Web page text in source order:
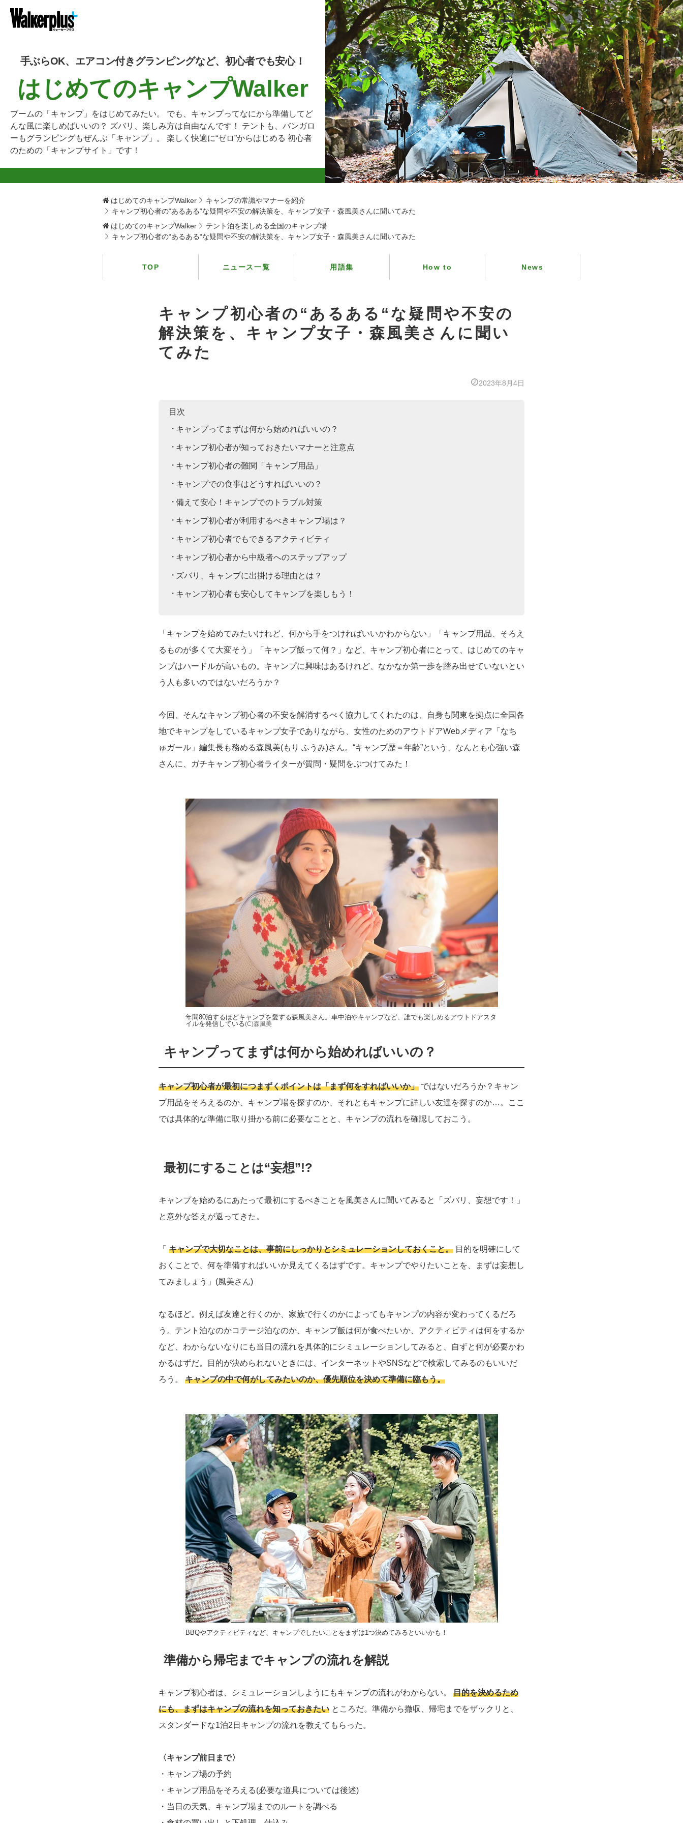
手ぶらOK、エアコン付きグランピングなど、初心者でも安心！
はじめてのキャンプWalker
ブームの「キャンプ」をはじめてみたい。 でも、キャンプってなにから準備してど
んな風に楽しめばいいの？ ズバリ、楽しみ方は自由なんです！ テントも、バンガロ
ーもグランピングもぜんぶ「キャンプ」。 楽しく快適に“ゼロ”からはじめる 初心者
のための「キャンプサイト」です！
はじめてのキャンプWalker
キャンプの常識やマナーを紹介
キャンプ初心者の“あるある“な疑問や不安の解決策を、キャンプ女子・森風美さんに聞いてみた
はじめてのキャンプWalker
テント泊を楽しめる全国のキャンプ場
キャンプ初心者の“あるある“な疑問や不安の解決策を、キャンプ女子・森風美さんに聞いてみた
TOP ニュース一覧 用語集 How to News
キャンプ初心者の“あるある“な疑問や不安の
解決策を、キャンプ女子・森風美さんに聞い
てみた
2023年8月4日
目次
キャンプってまずは何から始めればいいの？
キャンプ初心者が知っておきたいマナーと注意点
キャンプ初心者の難関「キャンプ用品」
キャンプでの食事はどうすればいいの？
備えて安心！キャンプでのトラブル対策
キャンプ初心者が利用するべきキャンプ場は？
キャンプ初心者でもできるアクティビティ
キャンプ初心者から中級者へのステップアップ
ズバリ、キャンプに出掛ける理由とは？
キャンプ初心者も安心してキャンプを楽しもう！
「キャンプを始めてみたいけれど、何から手をつければいいかわからない」「キャンプ用品、そろえ
るものが多くて大変そう」「キャンプ飯って何？」など、キャンプ初心者にとって、はじめてのキャ
ンプはハードルが高いもの。キャンプに興味はあるけれど、なかなか第一歩を踏み出せていないとい
う人も多いのではないだろうか？
今回、そんなキャンプ初心者の不安を解消するべく協力してくれたのは、自身も関東を拠点に全国各
地でキャンプをしているキャンプ女子でありながら、女性のためのアウトドアWebメディア「なち
ゅガール」編集長も務める森風美(もり ふうみ)さん。“キャンプ歴＝年齢”という、なんとも心強い森
さんに、ガチキャンプ初心者ライターが質問・疑問をぶつけてみた！
年間80泊するほどキャンプを愛する森風美さん。車中泊やキャンプなど、誰でも楽しめるアウトドアスタ
イルを発信している(C)森風美
キャンプってまずは何から始めればいいの？
キャンプ初心者が最初につまずくポイントは「まず何をすればいいか」 ではないだろうか？キャン
プ用品をそろえるのか、キャンプ場を探すのか、それともキャンプに詳しい友達を探すのか…。ここ
では具体的な準備に取り掛かる前に必要なことと、キャンプの流れを確認しておこう。
最初にすることは“妄想”!?
キャンプを始めるにあたって最初にするべきことを風美さんに聞いてみると「ズバリ、妄想です！」
と意外な答えが返ってきた。
「 キャンプで大切なことは、事前にしっかりとシミュレーションしておくこと。 目的を明確にして
おくことで、何を準備すればいいか見えてくるはずです。キャンプでやりたいことを、まずは妄想し
てみましょう」(風美さん)
なるほど。例えば友達と行くのか、家族で行くのかによってもキャンプの内容が変わってくるだろ
う。テント泊なのかコテージ泊なのか、キャンプ飯は何が食べたいか、アクティビティは何をするか
など、わからないなりにも当日の流れを具体的にシミュレーションしてみると、自ずと何が必要かわ
かるはずだ。目的が決められないときには、インターネットやSNSなどで検索してみるのもいいだ
ろう。 キャンプの中で何がしてみたいのか、優先順位を決めて準備に臨もう。
BBQやアクティビティなど、キャンプでしたいことをまずは1つ決めてみるといいかも！
準備から帰宅までキャンプの流れを解説
キャンプ初心者は、シミュレーションしようにもキャンプの流れがわからない。 目的を決めるため
にも、まずはキャンプの流れを知っておきたい ところだ。準備から撤収、帰宅までをザックリと、
スタンダードな1泊2日キャンプの流れを教えてもらった。
〈キャンプ前日まで〉
・キャンプ場の予約
・キャンプ用品をそろえる(必要な道具については後述)
・当日の天気、キャンプ場までのルートを調べる